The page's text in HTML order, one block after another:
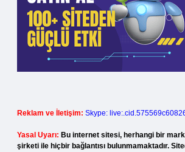
Reklam ve İletişim: Skype:
Yasal Uyarı: Bu internet sitesi, herhangi bir
şirketi ile hiçbir bağlantısı bulunmamaktadır.